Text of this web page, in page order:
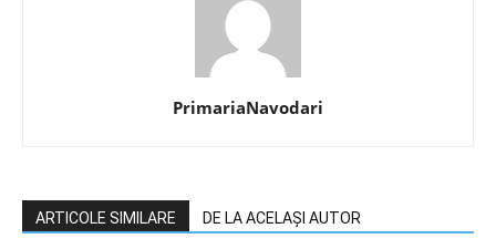
PrimariaNavodari
ARTICOLE SIMILARE DE LA ACELAȘI AUTOR